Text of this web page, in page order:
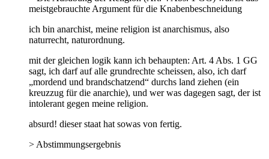
meistgebrauchte Argument für die Knabenbeschneidung
ich bin anarchist, meine religion ist anarchismus, also
naturrecht, naturordnung.
mit der gleichen logik kann ich behaupten: Art. 4 Abs. 1 GG
sagt, ich darf auf alle grundrechte scheissen, also, ich darf
„mordend und brandschatzend“ durchs land ziehen (ein
kreuzzug für die anarchie), und wer was dagegen sagt, der ist
intolerant gegen meine religion.
absurd! dieser staat hat sowas von fertig.
> Abstimmungsergebnis